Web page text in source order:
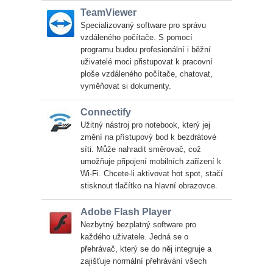
TeamViewer
Specializovaný software pro správu
vzdáleného počítače. S pomocí
programu budou profesionální i běžní
uživatelé moci přistupovat k pracovní
ploše vzdáleného počítače, chatovat,
vyměňovat si dokumenty.
Connectify
Užitný nástroj pro notebook, který jej
změní na přístupový bod k bezdrátové
síti. Může nahradit směrovač, což
umožňuje připojení mobilních zařízení k
Wi-Fi. Chcete-li aktivovat hot spot, stačí
stisknout tlačítko na hlavní obrazovce.
Adobe Flash Player
Nezbytný bezplatný software pro
každého uživatele. Jedná se o
přehrávač, který se do něj integruje a
zajišťuje normální přehrávání všech